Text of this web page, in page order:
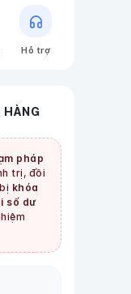
Hỗ trợ
HÀNG
pháp
trị, đồi
khóa
số dư